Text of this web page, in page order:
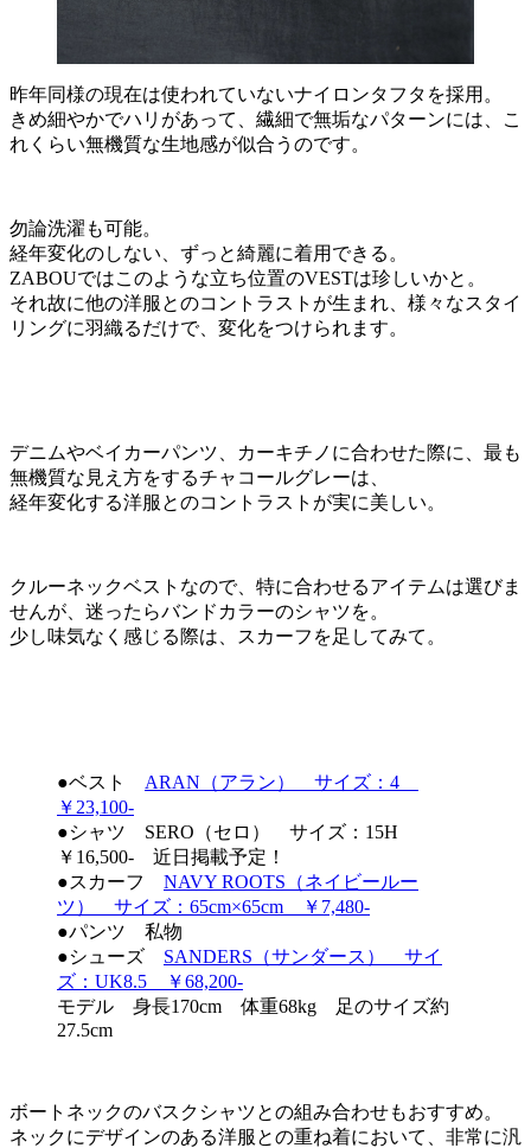
昨年同様の現在は使われていないナイロンタフタを採用。
きめ細やかでハリがあって、繊細で無垢なパターンには、こ
れくらい無機質な生地感が似合うのです。
勿論洗濯も可能。
経年変化のしない、ずっと綺麗に着用できる。
ZABOUではこのような立ち位置のVESTは珍しいかと。
それ故に他の洋服とのコントラストが生まれ、様々なスタイ
リングに羽織るだけで、変化をつけられます。
デニムやベイカーパンツ、カーキチノに合わせた際に、最も
無機質な見え方をするチャコールグレーは、
経年変化する洋服とのコントラストが実に美しい。
クルーネックベストなので、特に合わせるアイテムは選びま
せんが、迷ったらバンドカラーのシャツを。
少し味気なく感じる際は、スカーフを足してみて。
●ベスト ARAN（アラン） サイズ：4
￥23,100-
●シャツ SERO（セロ） サイズ：15H
￥16,500- 近日掲載予定！
●スカーフ NAVY ROOTS（ネイビールー
ツ） サイズ：65cm×65cm ￥7,480-
●パンツ 私物
●シューズ SANDERS（サンダース） サイ
ズ：UK8.5 ￥68,200-
モデル 身長170cm 体重68kg 足のサイズ約
27.5cm
ボートネックのバスクシャツとの組み合わせもおすすめ。
ネックにデザインのある洋服との重ね着において、非常に汎